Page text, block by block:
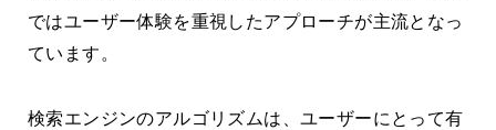
ではユーザー体験を重視したアプローチが主流となっ
ています。
検索エンジンのアルゴリズムは、ユーザーにとって有